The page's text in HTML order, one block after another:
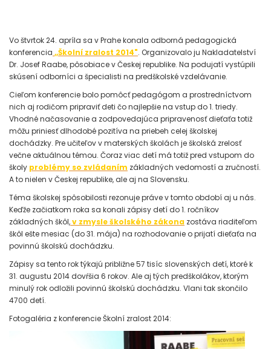
Vo štvrtok 24. apríla sa v Prahe konala odborná pedagogická
konferencia ,,Školní zralost 2014". Organizovalo ju Nakladatelství
Dr. Josef Raabe, pôsobiace v Českej republike. Na podujatí vystúpili
skúsení odborníci a špecialisti na predškolské vzdelávanie.
Cieľom konferencie bolo pomôcť pedagógom a prostredníctvom
nich aj rodičom pripraviť deti čo najlepšie na vstup do 1. triedy.
Vhodné načasovanie a zodpovedajúca pripravenosť dieťaťa totiž
môžu priniesť dlhodobé pozitíva na priebeh celej školskej
dochádzky. Pre učiteľov v materských školách je školská zrelosť
večne aktuálnou témou. Čoraz viac detí má totiž pred vstupom do
školy problémy so zvládaním základných vedomostí a zručností.
A to nielen v Českej republike, ale aj na Slovensku.
Téma školskej spôsobilosti rezonuje práve v tomto období aj u nás.
Keďže začiatkom roka sa konali zápisy detí do 1. ročníkov
základných škôl,v zmysle školského zákona zostáva riaditeľom
škôl ešte mesiac (do 31. mája) na rozhodovanie o prijatí dieťaťa na
povinnú školskú dochádzku.
Zápisy sa tento rok týkajú približne 57 tisíc slovenských detí, ktoré k
31. augustu 2014 dovŕšia 6 rokov. Ale aj tých predškolákov, ktorým
minulý rok odložili povinnú školskú dochádzku. Vlani tak skončilo
4700 detí.
Fotogaléria z konferencie Školní zralost 2014: